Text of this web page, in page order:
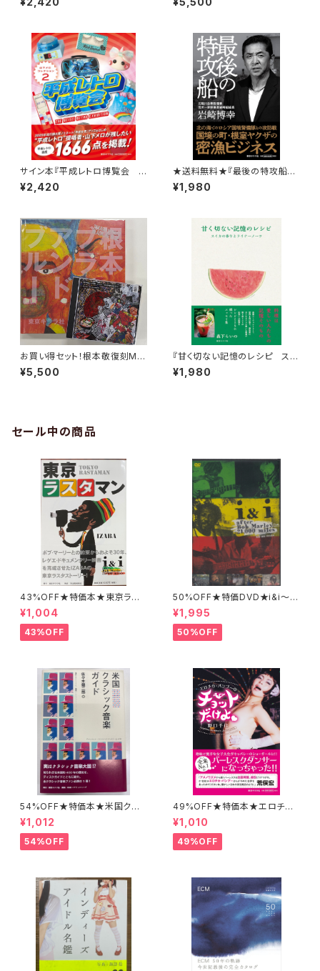
を支えた人たち』江守藹
ET
サイン本『平成レトロ博覧会
山下メロ・コレクション2』山下メ
ロ
¥2,420
★送料無料★『最後の特攻船』
岩崎博幸
¥1,980
お買い得セット！根本敬復刻MIX
1枚 ＋ 『ブラックアンドブルー』1
冊
¥5,500
『甘く切ない記憶のレシピ スイ
カの香りとライナーノーツ』森下
らいの
¥1,980
セール中の商品
43%OFF★特価本★東京ラス
タマン IZABA
¥1,004
43%OFF
50%OFF★特価DVD★i&i〜af
ter Bob Marley 21,000mile
s〜
¥1,995
50%OFF
54%OFF★特価本★米国クラ
シック音楽ガイド 佐々木健二
郎
¥1,012
54%OFF
49%OFF★特価本★エロチカ・
バンブーのチョットだけよ 野口
千佳
¥1,010
49%OFF